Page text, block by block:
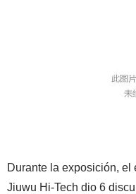
Durante la exposición,
Jiuwu Hi-Tech dio 6